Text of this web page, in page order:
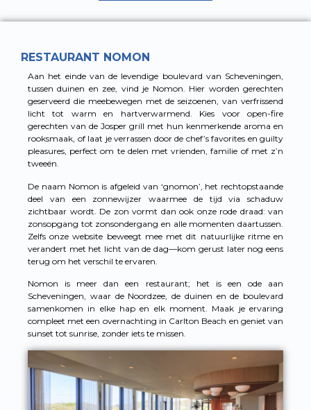
RESTAURANT NOMON
Aan het einde van de levendige boulevard van Scheveningen,
tussen duinen en zee, vind je Nomon. Hier worden gerechten
geserveerd die meebewegen met de seizoenen, van verfrissend
licht tot warm en hartverwarmend. Kies voor open-fire
gerechten van de Josper grill met hun kenmerkende aroma en
rooksmaak, of laat je verrassen door de chef’s favorites en guilty
pleasures, perfect om te delen met vrienden, familie of met z’n
tweeën.
De naam Nomon is afgeleid van ‘gnomon’, het rechtopstaande
deel van een zonnewijzer waarmee de tijd via schaduw
zichtbaar wordt. De zon vormt dan ook onze rode draad: van
zonsopgang tot zonsondergang en alle momenten daartussen.
Zelfs onze website beweegt mee met dit natuurlijke ritme en
verandert met het licht van de dag—kom gerust later nog eens
terug om het verschil te ervaren.
Nomon is meer dan een restaurant; het is een ode aan
Scheveningen, waar de Noordzee, de duinen en de boulevard
samenkomen in elke hap en elk moment. Maak je ervaring
compleet met een overnachting in Carlton Beach en geniet van
sunset tot sunrise, zonder iets te missen.